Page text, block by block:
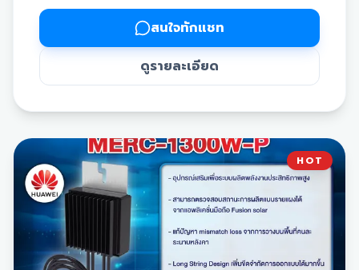
✅รองรับกระแสไฟสูง:รองรับกระแสไฟฟ้า (Isc) ได้สูงสุด
✅รีดพลังงานเต็มพิกัด:ช่วยให้รองรับแผงโซล่าเซลล์ที่มี
กำลังวัตต์สูงได้อย่างเต็มประสิทธิภาพ
✅
เทคโนโลยีจาก Huawei:
📍หมายเหตุ:ราคานี้ยังไม่รวมภาษีมูลค่าเพิ่ม (VAT) 7%
ราคาพิเศษ 2360 (ราคาไม่รวม Vat)
สนใจทักแชท
ดูรายละเอียด
HOT